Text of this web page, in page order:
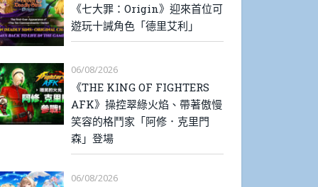
《七大罪：Origin》迎來首位可
遊玩十誡角色「德里艾利」
06/08/2026
《THE KING OF FIGHTERS
AFK》操控翠綠火焰、帶著傲慢
笑容的格鬥家「阿修．克里門
森」登場
06/08/2026